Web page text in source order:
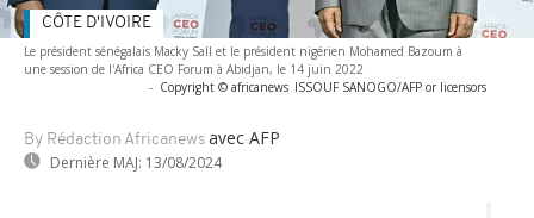
Le président sénégalais Macky Sall et le président nigérien Mohamed Bazoum à
une session de l'Africa CEO Forum à Abidjan, le 14 juin 2022
- Copyright © africanews ISSOUF SANOGO/AFP or licensors
By Rédaction Africanews avec AFP
Dernière MAJ: 13/08/2024
CÔTE D'IVOIRE